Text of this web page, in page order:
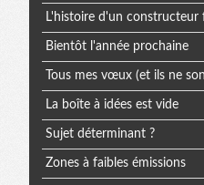
L'histoire d'un constructeur
Bientôt l'année prochaine
Tous mes vœux (et ils ne
La boîte à idées est vide
Sujet déterminant ?
Zones à faibles émissions